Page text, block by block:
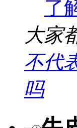
了
大家
不代
吗